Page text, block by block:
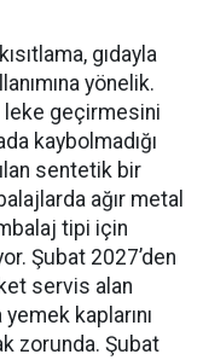
gıdayla
yönelik.
leke geçirmesini
kaybolmadığı
sentetik bir
ağır metal
tipi için
Şubat 2027’den
servis alan
kaplarını
zorunda. Şubat